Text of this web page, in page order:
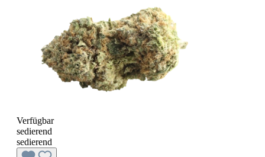
Verfügbar
sedierend
sedierend